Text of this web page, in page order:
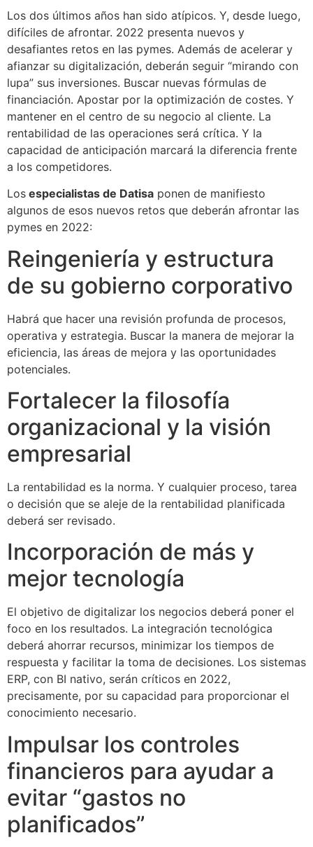
Los dos últimos años han sido atípicos. Y, desde luego,
difíciles de afrontar. 2022 presenta nuevos y
desafiantes retos en las pymes. Además de acelerar y
afianzar su digitalización, deberán seguir “mirando con
lupa” sus inversiones. Buscar nuevas fórmulas de
financiación. Apostar por la optimización de costes. Y
mantener en el centro de su negocio al cliente. La
rentabilidad de las operaciones será crítica. Y la
capacidad de anticipación marcará la diferencia frente
a los competidores.
Los especialistas de Datisa ponen de manifiesto
algunos de esos nuevos retos que deberán afrontar las
pymes en 2022:
Reingeniería y estructura
de su gobierno corporativo
Habrá que hacer una revisión profunda de procesos,
operativa y estrategia. Buscar la manera de mejorar la
eficiencia, las áreas de mejora y las oportunidades
potenciales.
Fortalecer la filosofía
organizacional y la visión
empresarial
La rentabilidad es la norma. Y cualquier proceso, tarea
o decisión que se aleje de la rentabilidad planificada
deberá ser revisado.
Incorporación de más y
mejor tecnología
El objetivo de digitalizar los negocios deberá poner el
foco en los resultados. La integración tecnológica
deberá ahorrar recursos, minimizar los tiempos de
respuesta y facilitar la toma de decisiones. Los sistemas
ERP, con BI nativo, serán críticos en 2022,
precisamente, por su capacidad para proporcionar el
conocimiento necesario.
Impulsar los controles
financieros para ayudar a
evitar “gastos no
planificados”